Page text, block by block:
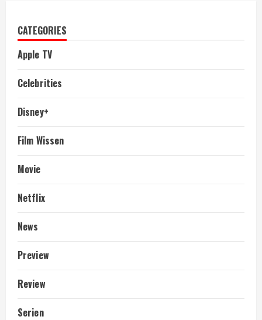
CATEGORIES
Apple TV
Celebrities
Disney+
Film Wissen
Movie
Netflix
News
Preview
Review
Serien